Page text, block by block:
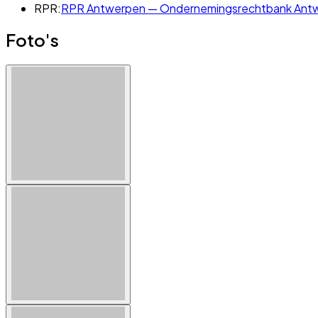
RPR:RPR Antwerpen — Ondernemingsrechtbank
Foto's